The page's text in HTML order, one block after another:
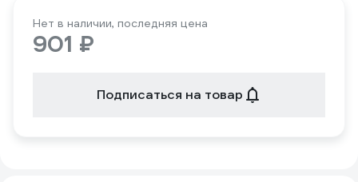
Нет в наличии, последняя цена
901 ₽
Подписаться на товар